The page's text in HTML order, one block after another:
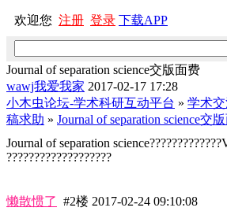
欢迎您 注册 登录 下载APP
Journal of separation science交版面费
wawj我爱我家 2017-02-17 17:28
小木虫论坛-学术科研互动平台 » 学术
稿求助 » Journal of separation science交
Journal of separation
???????????????????
懒散惯了 #2楼 2017-02-24 09:10:08